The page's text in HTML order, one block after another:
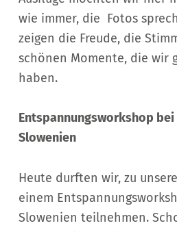
wie immer, die Fotos
zeigen die Freude, die
schönen Momente, die wir
haben.
Entspannungsworkshop bei
Slowenien
Heute durften wir, zu
einem
Slowenien teilnehmen.